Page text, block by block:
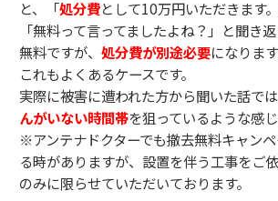
と、「処分費として10万円いただきます。
「無料って言ってましたよね？」と聞き
無料ですが、 処分費が別途必要になりま
これもよくあるケースです。
実際に被害に遭われた方から聞いた話で
んがいない時間帯を狙っているような感
※アンテナドクターでも撤去無料キャン
る時がありますが、設置を伴う工事をご
のみに限らせていただいております。